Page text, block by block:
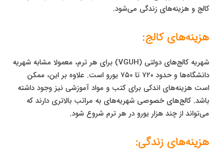
کالج و هزینه‌های زندگی می‌شود.
هزینه‌های کالج:
شهریه کالج‌های دولتی (VGUH) برای هر ترم، معمولا مشابه شهریه
دانشگاه‌ها و حدود ۷۲۰ تا ۷۵۰ یورو است. علاوه بر این، ممکن
است هزینه‌های اندکی برای کتب و مواد آموزشی نیز وجود داشته
باشد. کالج‌های خصوصی شهریه‌های به مراتب بالاتری دارند که
می‌تواند از چند هزار یورو در هر ترم شروع شود.
هزینه‌های زندگی: